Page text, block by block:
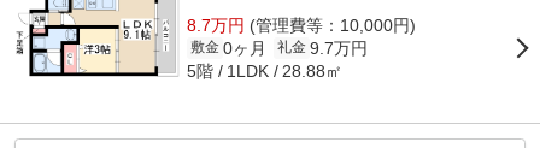
8.7万円 (管理費等：10,000円)
敷金 0ヶ月 礼金 9.7万円
5階 1LDK 28.88㎡